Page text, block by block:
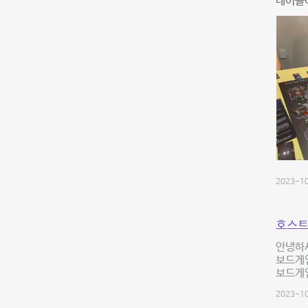
2023-
호스
안녕하
보드게
보드게
2023-